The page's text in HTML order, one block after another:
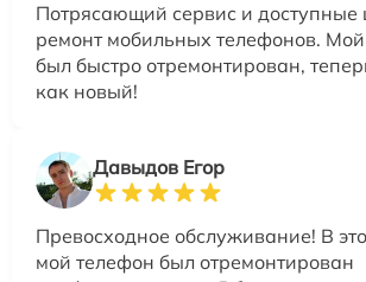
Потрясающий сервис и доступные
ремонт мобильных телефонов.
был быстро отремонтирован,
как новый!
Давыдов Егор
Превосходное обслуживание! В
мой телефон был отремонтирован